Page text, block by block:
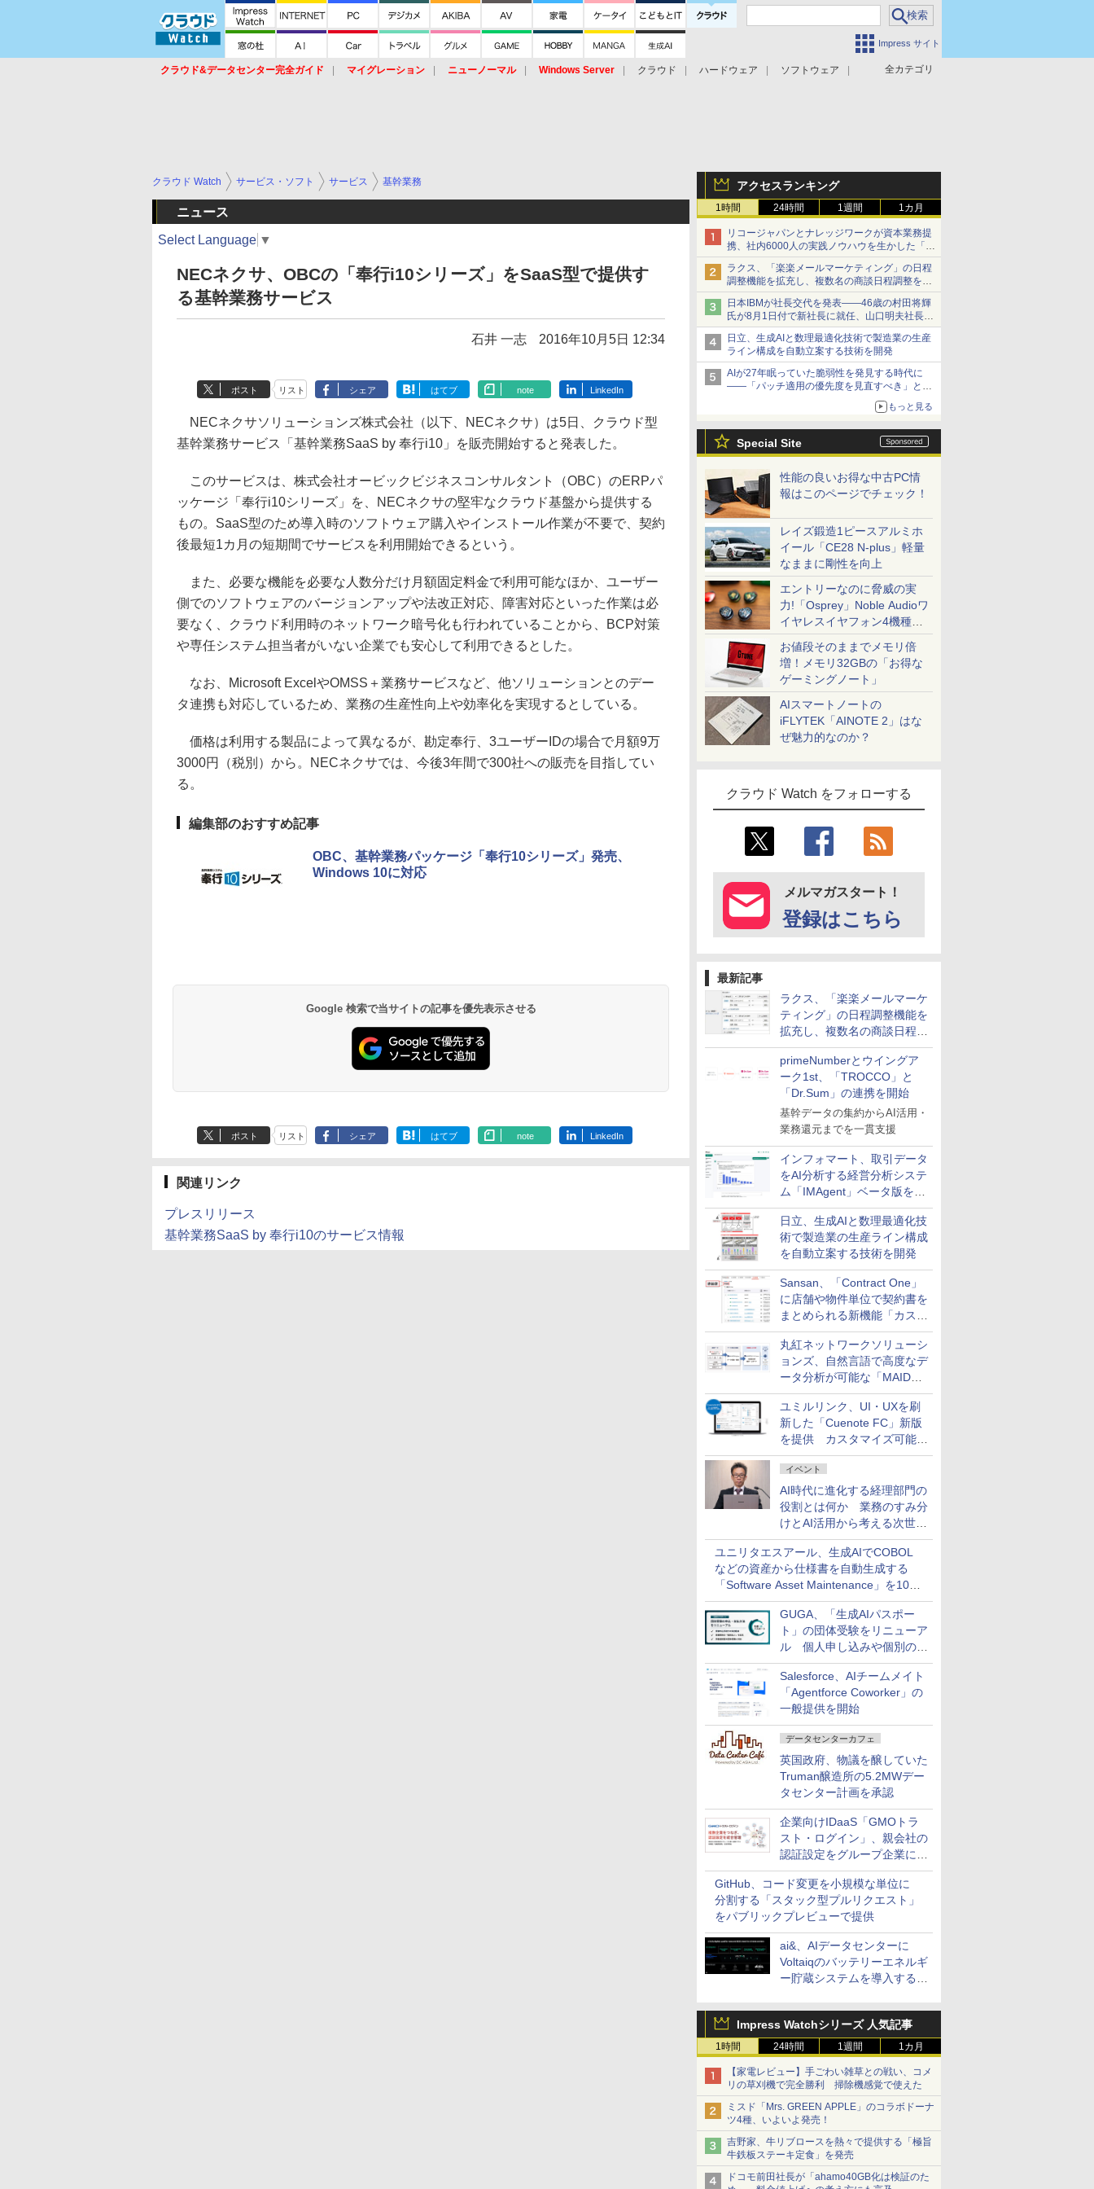
Impress サイト
全カテゴリ
クラウド&データセンター完全ガイド マイグレーション ニューノーマル Windows Server クラウド ハードウェア
ソフトウェア
アクセスランキング
1時間 24時間 1週間 1カ月
リコージャパンとナレッジワークが資本業務提
携、社内6000人の実践ノウハウを生かした「AI
商談記録 for RICOH」を展開へ
ラクス、「楽楽メールマーケティング」の日程
調整機能を拡充し、複数名の商談日程調整を効
率化
日本IBMが社長交代を発表――46歳の村田将輝
氏が8月1日付で新社長に就任、山口明夫社長は
会長へ
日立、生成AIと数理最適化技術で製造業の生産
ライン構成を自動立案する技術を開発
AIが27年眠っていた脆弱性を発見する時代に
――「パッチ適用の優先度を見直すべき」とセ
もっと見る
Special Site
性能の良いお得な中古PC情
報はこのページでチェック！
レイズ鍛造1ピースアルミホ
イール「CE28 N-plus」軽量
なままに剛性を向上
エントリーなのに脅威の実
力!「Osprey」Noble Audioワ
イヤレスイヤフォン4機種を
一気に聴く
お値段そのままでメモリ倍
増！メモリ32GBの「お得な
ゲーミングノート」
AIスマートノートの
iFLYTEK「AINOTE 2」はな
ぜ魅力的なのか？
クラウド Watch をフォローする
メルマガスタート！
登録はこちら
最新記事
ラクス、「楽楽メールマーケ
ティング」の日程調整機能を
拡充し、複数名の商談日程調
整を効率化
primeNumberとウイングア
ーク1st、「TROCCO」と
「Dr.Sum」の連携を開始
基幹データの集約からAI活用・
業務還元までを一貫支援
インフォマート、取引データ
をAI分析する経営分析システ
ム「IMAgent」ベータ版を提
供
日立、生成AIと数理最適化技
術で製造業の生産ライン構成
を自動立案する技術を開発
Sansan、「Contract One」
に店舗や物件単位で契約書を
まとめられる新機能「カスタ
ム契約ツリー」を追加
丸紅ネットワークソリューシ
ョンズ、自然言語で高度なデ
ータ分析が可能な「MAIDOA
AI ASSIST」を9月より提供
ユミルリンク、UI・UXを刷
新した「Cuenote FC」新版
を提供 カスタマイズ可能な
ダッシュボード画面を搭載
イベント
AI時代に進化する経理部門の
役割とは何か 業務のすみ分
けとAI活用から考える次世代
ファイナンス戦略
ユニリタエスアール、生成AIでCOBOL
などの資産から仕様書を自動生成する
「Software Asset Maintenance」を10月
に発売
GUGA、「生成AIパスポー
ト」の団体受験をリニューア
ル 個人申し込みや個別の支
払いなどに対応
Salesforce、AIチームメイト
「Agentforce Coworker」の
一般提供を開始
データセンターカフェ
英国政府、物議を醸していた
Truman醸造所の5.2MWデー
タセンター計画を承認
企業向けIDaaS「GMOトラ
スト・ログイン」、親会社の
認証設定をグループ企業に展
開できる新機能を提供
GitHub、コード変更を小規模な単位に
分割する「スタック型プルリクエスト」
をパブリックプレビューで提供
ai&、AIデータセンターに
Voltaiqのバッテリーエネルギ
ー貯蔵システムを導入する計
Impress Watchシリーズ 人気記事
1時間 24時間 1週間 1カ月
【家電レビュー】手ごわい雑草との戦い、コメ
リの草刈機で完全勝利 掃除機感覚で使えた
ミスド「Mrs. GREEN APPLE」のコラボドーナ
ツ4種、いよいよ発売！
吉野家、牛リブロースを熱々で提供する「極旨
牛鉄板ステーキ定食」を発売
ドコモ前田社長が「ahamo40GB化は検証のた
クラウド Watch サービス・ソフト サービス 基幹業務
ニュース
Select Language ▼
NECネクサ、OBCの「奉行i10シリーズ」をSaaS型で提供す
る基幹業務サービス
石井 一志 2016年10月5日 12:34
ポスト リスト シェア はてブ note LinkedIn
NECネクサソリューションズ株式会社（以下、NECネクサ）は5日、クラウド型
基幹業務サービス「基幹業務SaaS by 奉行i10」を販売開始すると発表した。
このサービスは、株式会社オービックビジネスコンサルタント（OBC）のERPパ
ッケージ「奉行i10シリーズ」を、NECネクサの堅牢なクラウド基盤から提供する
もの。SaaS型のため導入時のソフトウェア購入やインストール作業が不要で、契約
後最短1カ月の短期間でサービスを利用開始できるという。
また、必要な機能を必要な人数分だけ月額固定料金で利用可能なほか、ユーザー
側でのソフトウェアのバージョンアップや法改正対応、障害対応といった作業は必
要なく、クラウド利用時のネットワーク暗号化も行われていることから、BCP対策
や専任システム担当者がいない企業でも安心して利用できるとした。
なお、Microsoft ExcelやOMSS＋業務サービスなど、他ソリューションとのデー
タ連携も対応しているため、業務の生産性向上や効率化を実現するとしている。
価格は利用する製品によって異なるが、勘定奉行、3ユーザーIDの場合で月額9万
3000円（税別）から。NECネクサでは、今後3年間で300社への販売を目指してい
る。
編集部のおすすめ記事
OBC、基幹業務パッケージ「奉行10シリーズ」発売、
Windows 10に対応
Google 検索で当サイトの記事を優先表示させる
ポスト リスト シェア はてブ note LinkedIn
関連リンク
プレスリリース
基幹業務SaaS by 奉行i10のサービス情報